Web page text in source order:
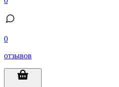
0
отзывов